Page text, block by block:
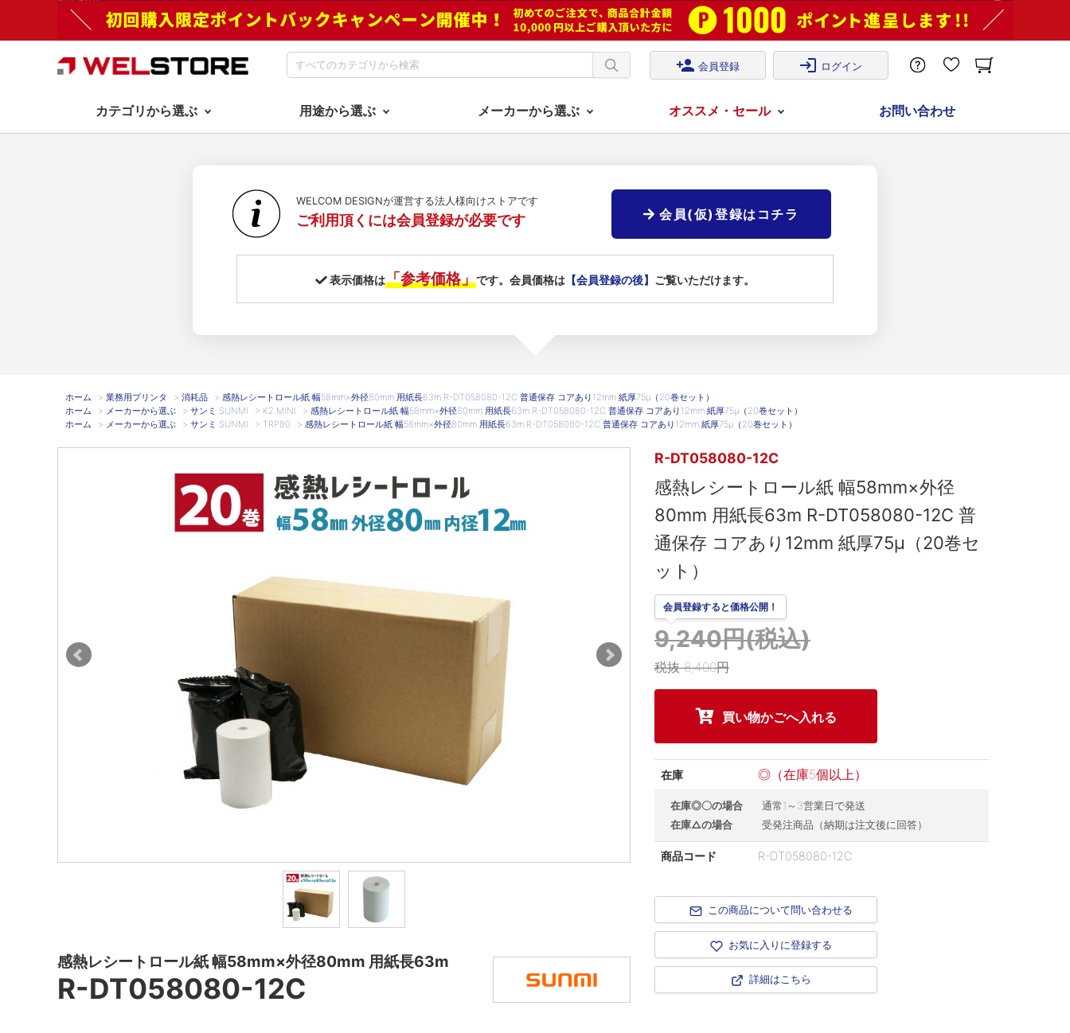
person_add 会員登録 login ログイン
カテゴリから選ぶ 用途から選ぶ メーカーから選ぶ オススメ・セール お問い合わせ
WELCOM DESIGNが運営する法人様向けストアです
ご利用頂くには会員登録が必要です 会員(仮)登録はコチラ
表示価格は「参考価格」です。会員価格は【会員登録の後】 ご覧いただけます。
ホーム > 業務用プリンタ > 消耗品 > 感熱レシートロール紙 幅58mm×外径80mm 用紙長63m R-DT058080-12C 普通保存 コアあり12mm 紙厚75μ（20巻セット）
ホーム
> メーカーから選ぶ > サンミ SUNMI > K2 MINI > 感熱レシートロール紙 幅58mm×外径80mm 用紙長63m R-DT058080-12C 普通保存 コアあり12mm 紙厚75μ（20巻セット）
ホーム
> メーカーから選ぶ > サンミ SUNMI > TRP80 > 感熱レシートロール紙 幅58mm×外径80mm 用紙長63m R-DT058080-12C 普通保存 コアあり12mm 紙厚75μ（20巻セット）
感熱レシートロール紙 幅58mm×外径80mm 用紙長63m
R-DT058080-12C
R-DT058080-12C
感熱レシートロール紙 幅58mm×外径
80mm 用紙長63m R-DT058080-12C 普
通保存 コアあり12mm 紙厚75μ（20巻セ
ット）
9,240円(税込)
会員登録すると価格公開！
税抜 8,400円
商品コード R-DT058080-12C
在庫◎〇の場合
通常1～3営業日で発送
在庫△の場合
受発注商品（納期は注文後に回答）
在庫 ◎（在庫5個以上）
買い物かごへ入れる
この商品について問い合わせる
お気に入りに登録する
詳細はこちら